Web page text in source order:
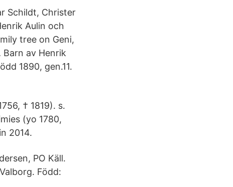
Schildt, Christer
Aulin och
tree on Geni,
av Henrik
1890, gen.11.
† 1819). s.
(yo 1780,
2014.
PO Käll.
Född: